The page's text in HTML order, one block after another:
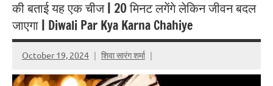
की बताई यह एक चीज | 20 मिनट लगेंगे लेकिन जीवन बदल
जाएगा | Diwali Par Kya Karna Chahiye
October 19, 2024 शिवा सारंग शर्मा